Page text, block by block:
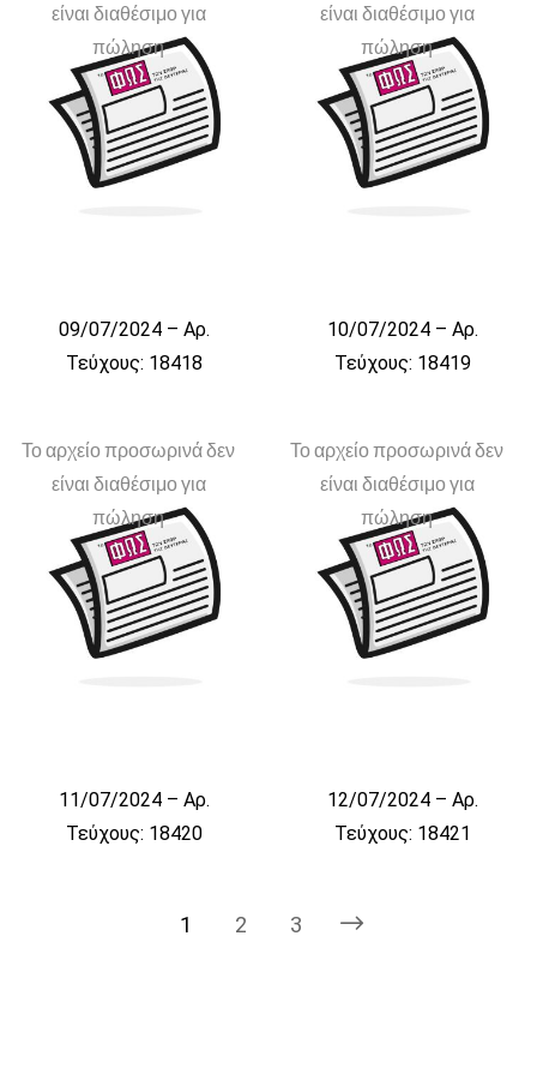
είναι διαθέσιμο για
πώληση
09/07/2024 – Αρ.
Τεύχους: 18418
είναι διαθέσιμο για
πώληση
10/07/2024 – Αρ.
Τεύχους: 18419
Το αρχείο προσωρινά δεν
είναι διαθέσιμο για
πώληση
11/07/2024 – Αρ.
Τεύχους: 18420
Το αρχείο προσωρινά δεν
είναι διαθέσιμο για
πώληση
12/07/2024 – Αρ.
Τεύχους: 18421
1 2 3